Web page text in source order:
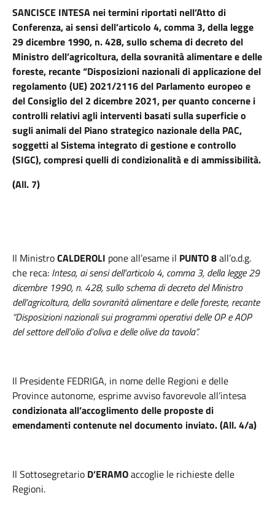
SANCISCE INTESA nei termini riportati nell’Atto di
Conferenza, ai sensi dell’articolo 4, comma 3, della legge
29 dicembre 1990, n. 428, sullo schema di decreto del
Ministro dell’agricoltura, della sovranità alimentare e delle
foreste, recante “Disposizioni nazionali di applicazione del
regolamento (UE) 2021/2116 del Parlamento europeo e
del Consiglio del 2 dicembre 2021, per quanto concerne i
controlli relativi agli interventi basati sulla superficie o
sugli animali del Piano strategico nazionale della PAC,
soggetti al Sistema integrato di gestione e controllo
(SIGC), compresi quelli di condizionalità e di ammissibilità.
(All. 7)
Il MinistroCALDEROLI pone all’esame il PUNTO 8all’o.d.g.
che reca: Intesa, ai sensi dell’articolo 4, comma 3, della legge 29
dicembre 1990, n. 428, sullo schema di decreto del Ministro
dell’agricoltura, della sovranità alimentare e delle foreste, recante
“Disposizioni nazionali sui programmi operativi delle OP e AOP
del settore dell’olio d’oliva e delle olive da tavola”.
Il Presidente FEDRIGA, in nome delle Regioni e delle
Province autonome, esprime avviso favorevole all’intesa
condizionata all’accoglimento delle proposte di
emendamenti contenute nel documento inviato. (All. 4/a)
Il Sottosegretario D’ERAMOaccoglie le richieste delle
Regioni.